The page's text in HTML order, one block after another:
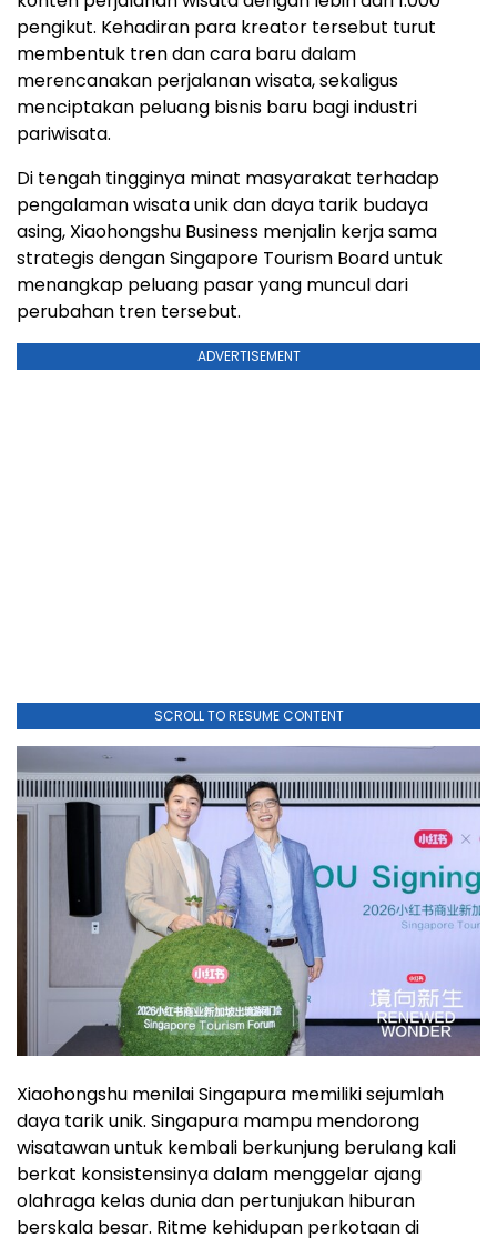
pengikut. Kehadiran para kreator tersebut turut
membentuk tren dan cara baru dalam
merencanakan perjalanan wisata, sekaligus
menciptakan peluang bisnis baru bagi industri
pariwisata.
Di tengah tingginya minat masyarakat terhadap
pengalaman wisata unik dan daya tarik budaya
asing, Xiaohongshu Business menjalin kerja sama
strategis dengan Singapore Tourism Board untuk
menangkap peluang pasar yang muncul dari
perubahan tren tersebut.
ADVERTISEMENT
SCROLL TO RESUME CONTENT
Xiaohongshu menilai Singapura memiliki sejumlah
daya tarik unik. Singapura mampu mendorong
wisatawan untuk kembali berkunjung berulang kali
berkat konsistensinya dalam menggelar ajang
olahraga kelas dunia dan pertunjukan hiburan
berskala besar. Ritme kehidupan perkotaan di